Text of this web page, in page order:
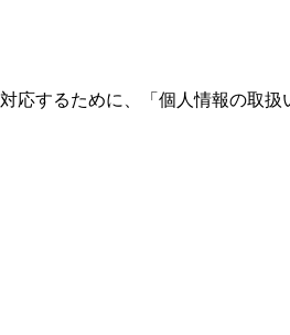
するために、「個人情報の取扱